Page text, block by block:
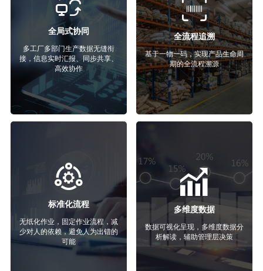
全局式协同
多工厂多部门生产数据无缝衔
接，信息实时汇报、同步共享、
高效协作
全流程追溯
基于一物一码，实现产品生命周
期的全流程溯源
标准化流程
无纸化作业，固定作业流程，减
少对人的依赖，避免人为出错的
可能
多维度数据
数据可视化呈现，多维度数据分
析解读，辅助管理层决策